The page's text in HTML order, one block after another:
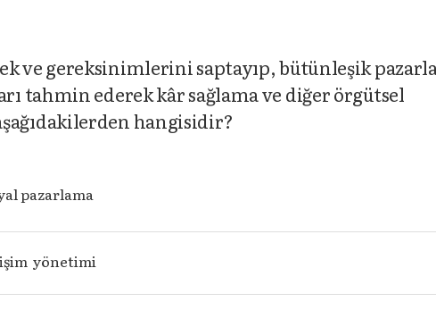
ve gereksinimlerini saptayıp, bütünleşik
tahmin ederek kâr sağlama ve diğer örgütsel
hangisidir?
pazarlama
yönetimi